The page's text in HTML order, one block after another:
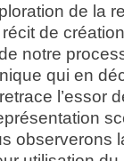
de la
de
notre
qui en
l’essor
observerons